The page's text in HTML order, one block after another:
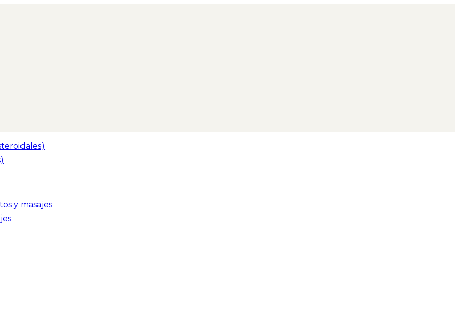
y masajes